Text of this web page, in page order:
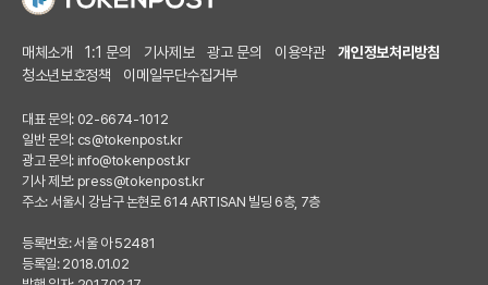
매체소개 1:1 문의 기사제보 광고 문의 이용약관
개인정보처리방침
청소년보호정책
이메일무단수집거부
대표 문의: 02-6674-1012
일반 문의: cs@tokenpost.kr
광고 문의: info@tokenpost.kr
기사 제보: press@tokenpost.kr
주소: 서울시 강남구 논현로 614 ARTISAN 빌딩 6층, 7층
등록번호: 서울 아 52481
등록일: 2018.01.02